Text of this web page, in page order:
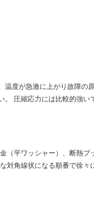
度が急激に上がり故障の
圧縮応力には比較的強
平ワッシャー）、断熱ブ
角線状になる順番で徐々